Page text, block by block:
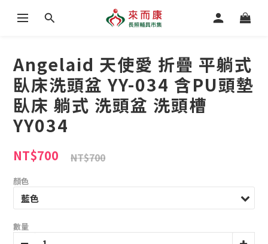
Angelaid 天使愛 折疊 平躺式
臥床洗頭盆 YY-034 含PU頭墊
臥床 躺式 洗頭盆 洗頭槽
YY034
NT$700 NT$700
顏色
數量